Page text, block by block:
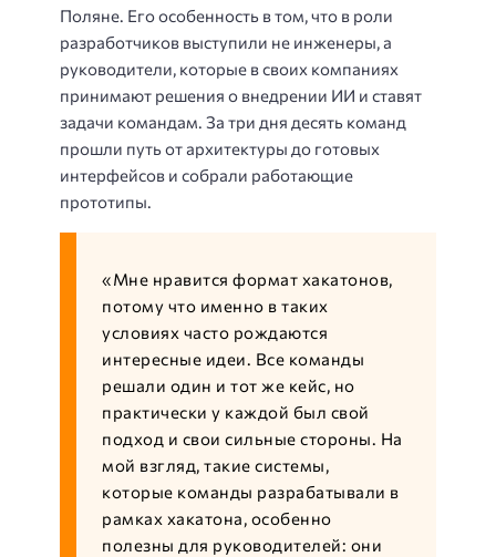
Поляне. Его особенность в том, что в роли
разработчиков выступили не инженеры, а
руководители, которые в своих компаниях
принимают решения о внедрении ИИ и ставят
задачи командам. За три дня десять команд
прошли путь от архитектуры до готовых
интерфейсов и собрали работающие
прототипы.
«Мне нравится формат хакатонов,
потому что именно в таких
условиях часто рождаются
интересные идеи. Все команды
решали один и тот же кейс, но
практически у каждой был свой
подход и свои сильные стороны. На
мой взгляд, такие системы,
которые команды разрабатывали в
рамках хакатона, особенно
полезны для руководителей: они